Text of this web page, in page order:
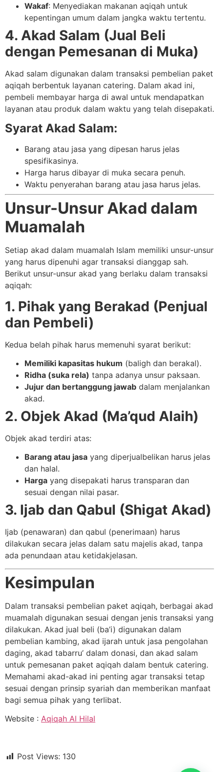
Wakaf: Menyediakan makanan aqiqah untuk
kepentingan umum dalam jangka waktu tertentu.
4. Akad Salam (Jual Beli
dengan Pemesanan di Muka)
Akad salam digunakan dalam transaksi pembelian paket
aqiqah berbentuk layanan catering. Dalam akad ini,
pembeli membayar harga di awal untuk mendapatkan
layanan atau produk dalam waktu yang telah disepakati.
Syarat Akad Salam:
Barang atau jasa yang dipesan harus jelas
spesifikasinya.
Harga harus dibayar di muka secara penuh.
Waktu penyerahan barang atau jasa harus jelas.
Unsur-Unsur Akad dalam
Muamalah
Setiap akad dalam muamalah Islam memiliki unsur-unsur
yang harus dipenuhi agar transaksi dianggap sah.
Berikut unsur-unsur akad yang berlaku dalam transaksi
aqiqah:
1. Pihak yang Berakad (Penjual
dan Pembeli)
Kedua belah pihak harus memenuhi syarat berikut:
Memiliki kapasitas hukum (baligh dan berakal).
Ridha (suka rela) tanpa adanya unsur paksaan.
Jujur dan bertanggung jawab dalam menjalankan
akad.
2. Objek Akad (Ma’qud Alaih)
Objek akad terdiri atas:
Barang atau jasa yang diperjualbelikan harus jelas
dan halal.
Harga yang disepakati harus transparan dan
sesuai dengan nilai pasar.
3. Ijab dan Qabul (Shigat Akad)
Ijab (penawaran) dan qabul (penerimaan) harus
dilakukan secara jelas dalam satu majelis akad, tanpa
ada penundaan atau ketidakjelasan.
Kesimpulan
Dalam transaksi pembelian paket aqiqah, berbagai akad
muamalah digunakan sesuai dengan jenis transaksi yang
dilakukan. Akad jual beli (ba’i) digunakan dalam
pembelian kambing, akad ijarah untuk jasa pengolahan
daging, akad tabarru’ dalam donasi, dan akad salam
untuk pemesanan paket aqiqah dalam bentuk catering.
Memahami akad-akad ini penting agar transaksi tetap
sesuai dengan prinsip syariah dan memberikan manfaat
bagi semua pihak yang terlibat.
Website : Aqiqah Al Hilal
Post Views: 130